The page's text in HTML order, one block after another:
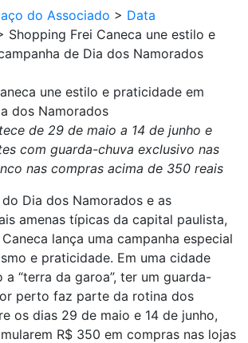
do Associado > Data
Shopping Frei Caneca une estilo e
de Dia dos Namorados
une estilo e praticidade em
dos Namorados
de 29 de maio a 14 de junho e
com guarda-chuva exclusivo nas
nas compras acima de 350 reais
Dia dos Namorados e as
amenas típicas da capital paulista,
lança uma campanha especial
e praticidade. Em uma cidade
“terra da garoa”, ter um guarda-
perto faz parte da rotina dos
os dias 29 de maio e 14 de junho,
R$ 350 em compras nas lojas